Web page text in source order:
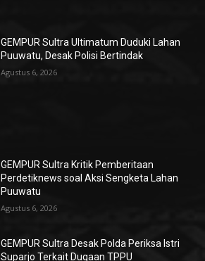
GEMPUR Sultra Ultimatum Duduki Lahan
Puuwatu, Desak Polisi Bertindak
Agustus 6, 2026
GEMPUR Sultra Kritik Pemberitaan
Perdetiknews soal Aksi Sengketa Lahan
Puuwatu
Agustus 6, 2026
GEMPUR Sultra Desak Polda Periksa Istri
Suparjo Terkait Dugaan TPPU